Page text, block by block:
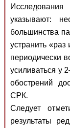
указывают:
большинства
устранить
периодически
усиливаться у
обострений
СРК.
Следует
результаты